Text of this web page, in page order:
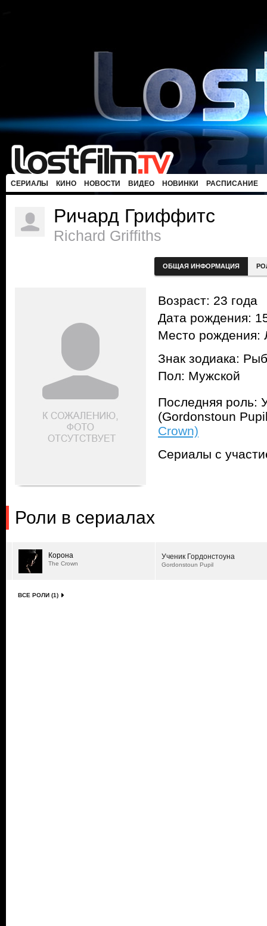
СЕРИАЛЫ КИНО НОВОСТИ ВИДЕО НОВИНКИ РАСПИСАНИЕ
Ричард Гриффитс
Richard Griffiths
ОБЩАЯ ИНФОРМАЦИЯ
Возраст: 23 года
Дата рождения:
Место рождения:
Знак зодиака:
Пол: Мужской
Последняя роль:
(Gordonstoun
Crown)
Сериалы с
Роли в сериалах
Корона
The Crown
Ученик Гордонстоуна
Gordonstoun Pupil
ВСЕ РОЛИ (1)